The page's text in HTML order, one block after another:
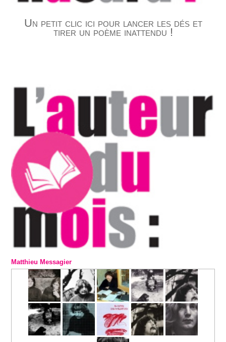
Un petit clic ici pour lancer les dés et
tirer un poème inattendu !
Matthieu Messagier